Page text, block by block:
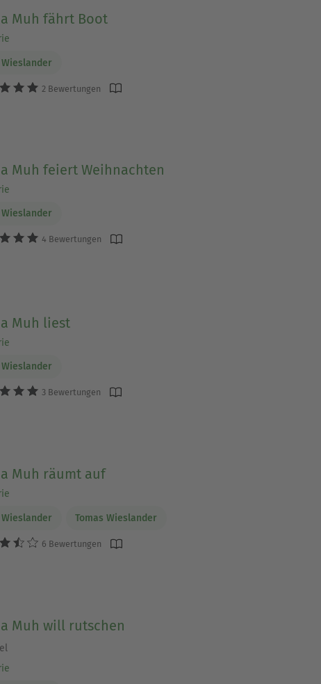
Muh fährt Boot
Wieslander
2 Bewertungen
Muh feiert Weihnachten
Wieslander
4 Bewertungen
Muh liest
Wieslander
3 Bewertungen
Muh räumt auf
Wieslander Tomas Wieslander
6 Bewertungen
Muh will rutschen